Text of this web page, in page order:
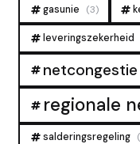
gasunie (3)
leveringszekerheid
netcongestie
regionale
salderingsregeling